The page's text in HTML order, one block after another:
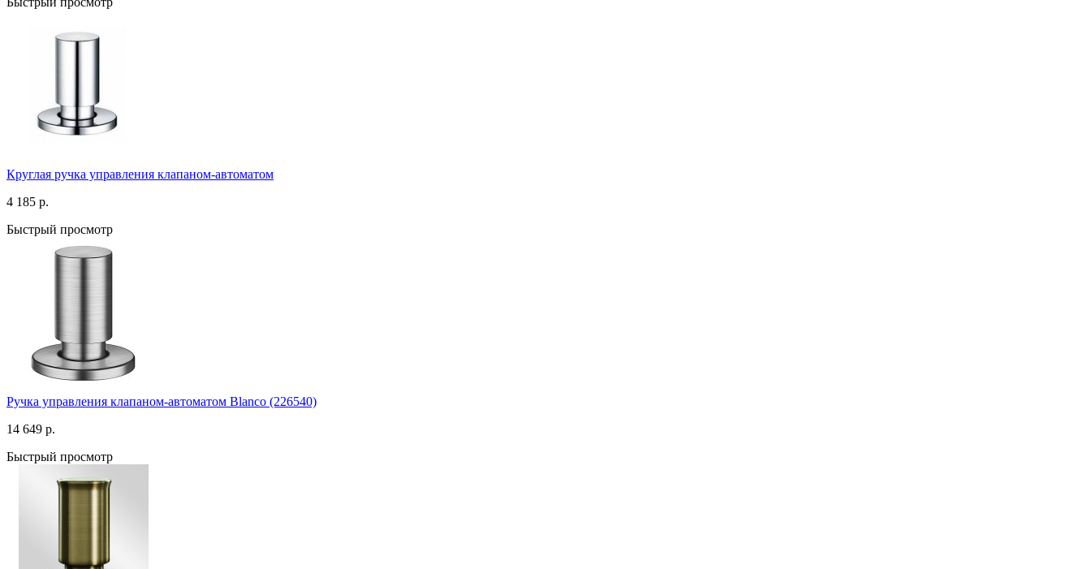
Круглая ручка управления клапаном-автоматом
4 185 р.
Быстрый просмотр
Ручка управления клапаном-автоматом Blanco (226540)
14 649 р.
Быстрый просмотр